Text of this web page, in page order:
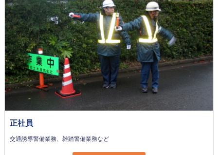
正社員
交通誘導警備業務、雑踏警備業務など